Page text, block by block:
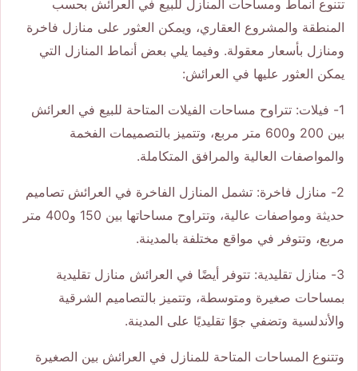
تتنوع أنماط ومساحات المنازل للبيع في العرائش بحسب
المنطقة والمشروع العقاري، ويمكن العثور على منازل فاخرة
ومنازل بأسعار معقولة. وفيما يلي بعض أنماط المنازل التي
يمكن العثور عليها في العرائش:
1- فيلات: تتراوح مساحات الفيلات المتاحة للبيع في العرائش
بين 200 و600 متر مربع، وتتميز بالتصميمات الفخمة
والمواصفات العالية والمرافق المتكاملة.
2- منازل فاخرة: تشمل المنازل الفاخرة في العرائش تصاميم
حديثة ومواصفات عالية، وتتراوح مساحاتها بين 150 و400 متر
مربع، وتتوفر في مواقع مختلفة بالمدينة.
3- منازل تقليدية: تتوفر أيضًا في العرائش منازل تقليدية
بمساحات صغيرة ومتوسطة، وتتميز بالتصاميم الشرقية
والأندلسية وتضفي جوًا تقليديًا على المدينة.
وتتنوع المساحات المتاحة للمنازل في العرائش بين الصغيرة